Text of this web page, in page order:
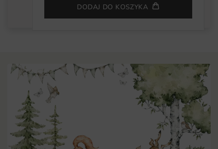
DODAJ DO KOSZYKA